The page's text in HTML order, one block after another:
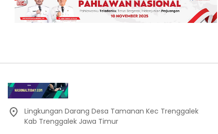
Lingkungan Darang Desa Tamanan Kec Trenggalek
Kab Trenggalek Jawa Timur